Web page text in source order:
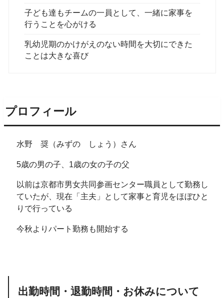
子ども達もチームの一員として、一緒に家事を
行うことを心がける
乳幼児期のかけがえのない時間を大切にできた
ことは大きな喜び
プロフィール
水野 奨（みずの しょう）さん
5歳の男の子、1歳の女の子の父
以前は京都市男女共同参画センター職員として勤務し
ていたが、現在「主夫」として家事と育児をほぼひと
りで行っている
今秋よりパート勤務も開始する
出勤時間・退勤時間・お休みについて